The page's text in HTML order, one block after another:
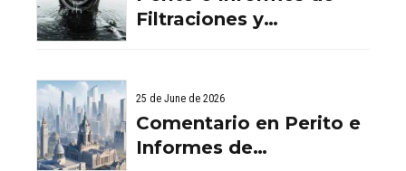
‘crowdfunding’ llega al
ladrillo por El
Aurema Group - Grupo
Aurema -
Rehabilitaciones y
Filtraciones y
Debes Saber
25 de June de 2026
Comentario en Perito e
Informes de